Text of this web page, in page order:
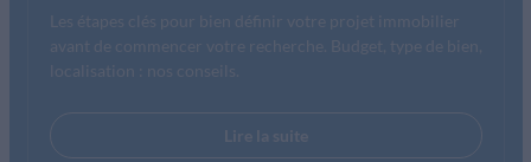
Les étapes clés pour bien définir votre projet immobilier
avant de commencer votre recherche. Budget, type de bien,
localisation : nos conseils.
Lire la suite